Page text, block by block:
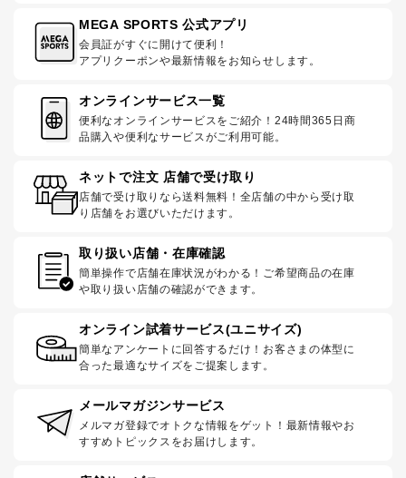
MEGA SPORTS 公式アプリ
会員証がすぐに開けて便利！
アプリクーポンや最新情報をお知らせします。
オンラインサービス一覧
便利なオンラインサービスをご紹介！24時間365日商
品購入や便利なサービスがご利用可能。
ネットで注文 店舗で受け取り
店舗で受け取りなら送料無料！全店舗の中から受け取
り店舗をお選びいただけます。
取り扱い店舗・在庫確認
簡単操作で店舗在庫状況がわかる！ご希望商品の在庫
や取り扱い店舗の確認ができます。
オンライン試着サービス(ユニサイズ)
簡単なアンケートに回答するだけ！お客さまの体型に
合った最適なサイズをご提案します。
メールマガジンサービス
メルマガ登録でオトクな情報をゲット！最新情報やお
すすめトピックスをお届けします。